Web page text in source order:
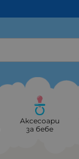
Аксесоари
за бебе